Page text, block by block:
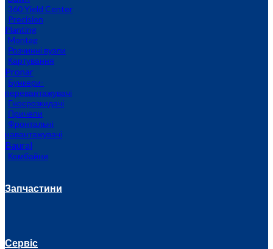
360 Yield Center
Precision
Planting
Montag
Розчинні вузли
Картування
Pronar
Бункери-
перевантажувачі
Гноєрозкидачі
Причепи
Фронтальні
навантажувачі
Baural
Комбайни
Запчастини
Сервіс